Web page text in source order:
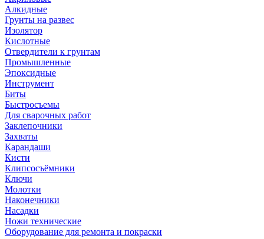
Алкидные
Грунты на развес
Изолятор
Кислотные
Отвердители к грунтам
Промышленные
Эпоксидные
Инструмент
Биты
Быстросъемы
Для сварочных работ
Заклепочники
Захваты
Карандаши
Кисти
Клипсосъёмники
Ключи
Молотки
Наконечники
Насадки
Ножи технические
Оборудование для ремонта и покраски